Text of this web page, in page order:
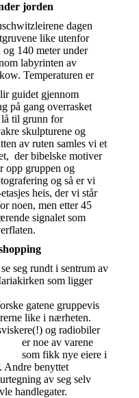
jorden
dagen
like utenfor
140 meter under
labyrinten av
Temperaturen er
guidet gjennom
på gang overrasket
til grunn for
skulpturene og
av ruten samles vi et
der bibelske motiver
opp gruppen og
og så er vi
heis, der vi står
noen, men etter 45
signalet som
seg rundt i sentrum av
som ligger
gatene gruppevis
like i nærheten.
og radiobiler
er noe av varene
som fikk nye eiere i
Andre benyttet
av seg selv
handlegater.